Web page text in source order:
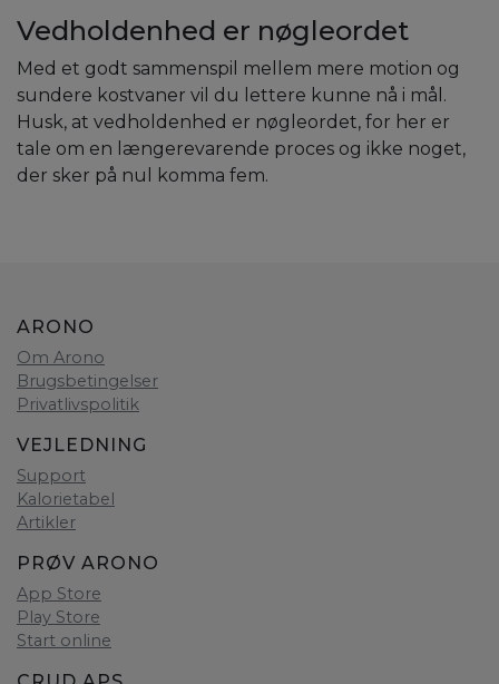
Vedholdenhed er nøgleordet
Med et godt sammenspil mellem mere motion og
sundere kostvaner vil du lettere kunne nå i mål.
Husk, at vedholdenhed er nøgleordet, for her er
tale om en længerevarende proces og ikke noget,
der sker på nul komma fem.
ARONO
Om Arono
Brugsbetingelser
Privatlivspolitik
VEJLEDNING
Support
Kalorietabel
Artikler
PRØV ARONO
App Store
Play Store
Start online